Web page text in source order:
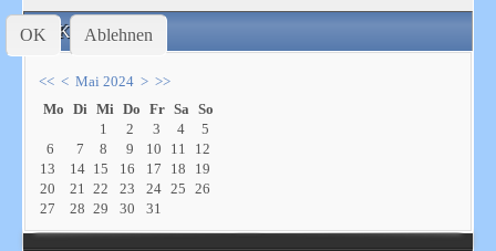
Kalender
<< < Mai 2024 > >>
Mo Di Mi Do Fr Sa So
1
2 3 4
5
6
7 8 9 10 11
12
13
14 15 16 17 18
19
20
21 22 23 24 25
26
27
28 29 30 31
OK Ablehnen